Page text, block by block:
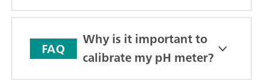
FAQ
Why is it important to
calibrate my pH meter?